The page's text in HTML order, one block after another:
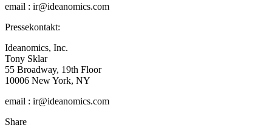
email : ir@ideanomics.com
Pressekontakt:
Ideanomics, Inc.
Tony Sklar
55 Broadway, 19th Floor
10006 New York, NY
email : ir@ideanomics.com
Share